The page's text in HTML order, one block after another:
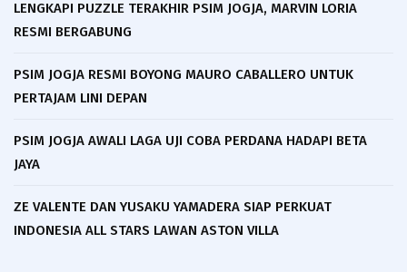
LENGKAPI PUZZLE TERAKHIR PSIM JOGJA, MARVIN LORIA
RESMI BERGABUNG
PSIM JOGJA RESMI BOYONG MAURO CABALLERO UNTUK
PERTAJAM LINI DEPAN
PSIM JOGJA AWALI LAGA UJI COBA PERDANA HADAPI BETA
JAYA
ZE VALENTE DAN YUSAKU YAMADERA SIAP PERKUAT
INDONESIA ALL STARS LAWAN ASTON VILLA